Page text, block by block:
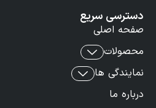
دسترسی سریع
صفحه اصلی
محصولات
نمایندگی ها
درباره ما